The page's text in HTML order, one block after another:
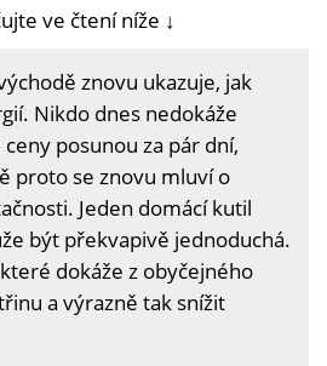
ve čtení níže ↓
znovu ukazuje, jak
Nikdo dnes nedokáže
posunou za pár dní,
proto se znovu mluví o
Jeden domácí kutil
být překvapivě jednoduchá.
dokáže z obyčejného
a výrazně tak snížit